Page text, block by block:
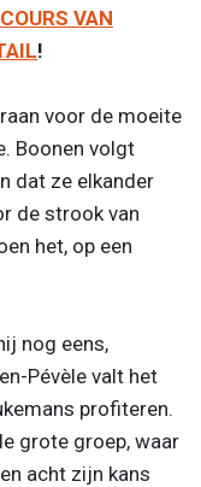
VAN
!
voor de moeite
Boonen volgt
dat ze elkander
de strook van
het, op een
nog eens,
Pévèle valt het
profiteren.
grote groep, waar
acht zijn kans